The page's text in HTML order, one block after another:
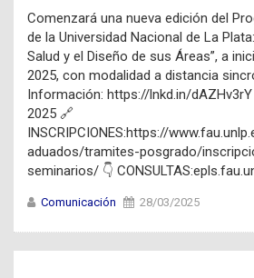
Comenzará una nueva edición del
de la Universidad Nacional de La
Salud y el Diseño de sus Áreas”, a
2025, con modalidad a distancia
Información: https://lnkd.in/dAZHv3rY
2025 🔗
INSCRIPCIONES:https://
aduados/tramites-posgrado/
seminarios/ 👇
Comunicación 28/03/2025